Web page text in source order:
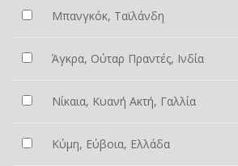
Μπανγκόκ, Ταϊλάνδη
Άγκρα, Ούταρ Πραντές, Ινδία
Νίκαια, Κυανή Ακτή, Γαλλία
Κύμη, Εύβοια, Ελλάδα